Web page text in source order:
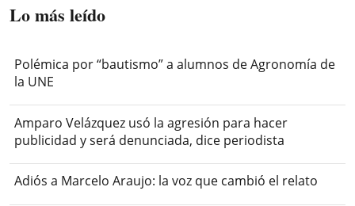
Lo más leído
Polémica por “bautismo” a alumnos de Agronomía de
la UNE
Amparo Velázquez usó la agresión para hacer
publicidad y será denunciada, dice periodista
Adiós a Marcelo Araujo: la voz que cambió el relato